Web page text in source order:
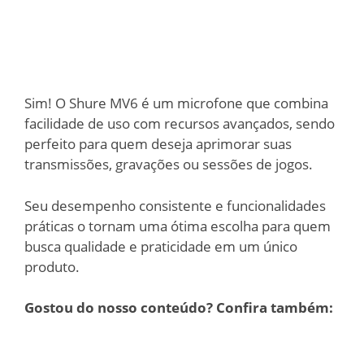
Sim! O Shure MV6 é um microfone que combina
facilidade de uso com recursos avançados, sendo
perfeito para quem deseja aprimorar suas
transmissões, gravações ou sessões de jogos.
Seu desempenho consistente e funcionalidades
práticas o tornam uma ótima escolha para quem
busca qualidade e praticidade em um único
produto.
Gostou do nosso conteúdo? Confira também: